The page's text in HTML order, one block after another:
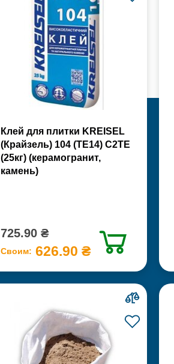
Клей для плитки KREISEL
(Крайзель) 104 (ТЕ14) С2TE
(25кг) (керамогранит,
камень)
725.90 ₴
Своим: 626.90 ₴